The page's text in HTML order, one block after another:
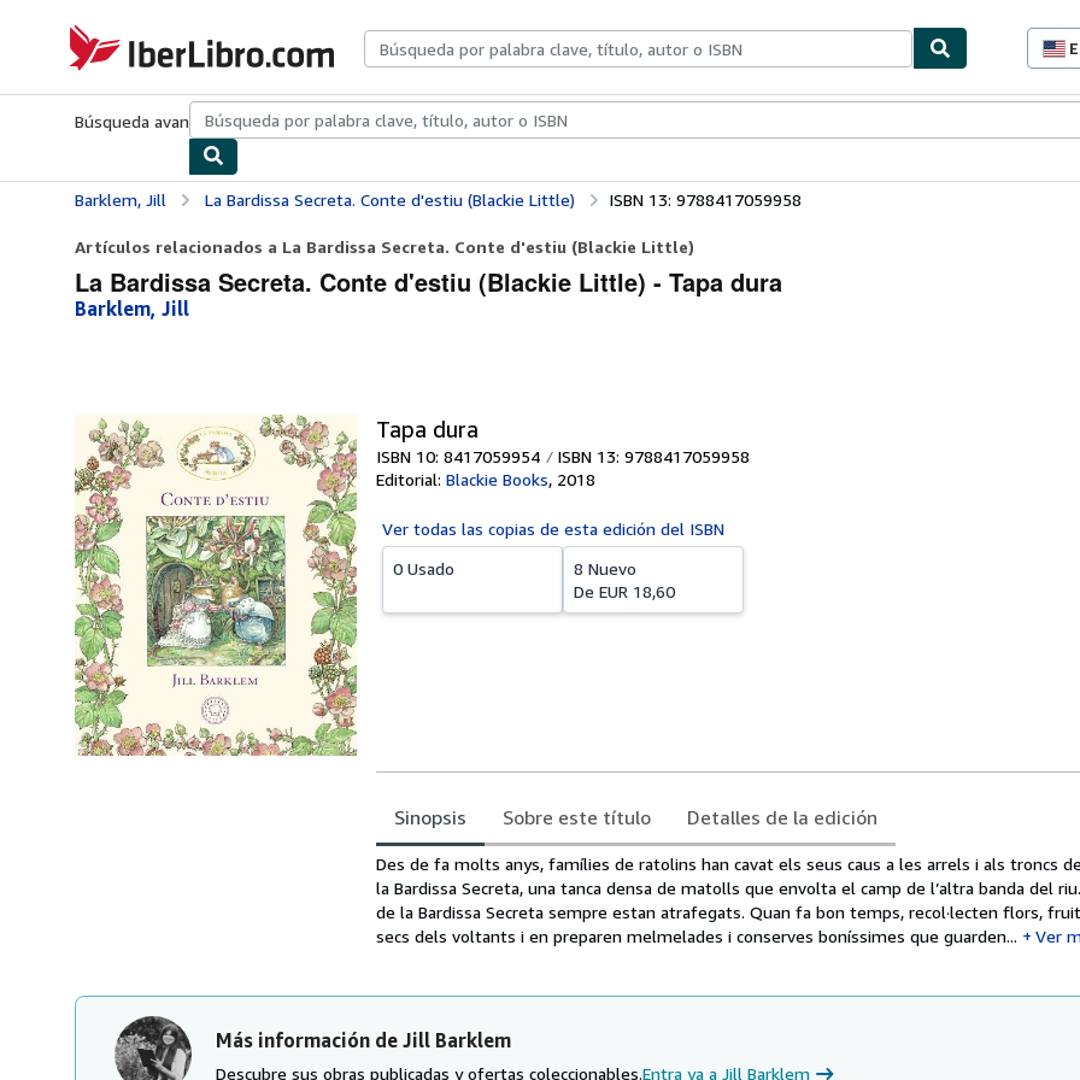
IberLibro.com
Búsqueda avanzadaColecciones Libros antiguosArte y coleccionismo
Barklem, Jill La Bardissa Secreta. Conte d'estiu (Blackie Little) ISBN 13: 9788417059958
Artículos relacionados a La Bardissa Secreta. Conte d'estiu (Blackie Little)
La Bardissa Secreta. Conte d'estiu (Blackie Little) - Tapa dura
Barklem, Jill
Tapa dura
ISBN 10: 8417059954 ISBN 13: 9788417059958
Editorial: Blackie Books, 2018
Ver todas las copias de esta edición del ISBN
0 Usado
8 Nuevo
De EUR 18,60
Sinopsis Sobre este título Detalles de la edición
Sinopsis
Des de fa molts anys, famílies de ratolins han cavat els seus caus a les arrels i als troncs
la Bardissa Secreta, una tanca densa de matolls que envolta el camp de l’altra banda del
de la Bardissa Secreta sempre estan atrafegats. Quan fa bon temps, recol·lecten flors,
secs dels voltants i en preparen melmelades i conserves boníssimes que guarden...
Ver
Más información de Jill Barklem
Descubre sus obras publicadas y ofertas coleccionables.Entra ya a Jill Barklem